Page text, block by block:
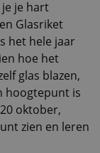
je je hart
Glasriket
het hele jaar
hoe het
glas blazen,
hoogtepunt is
oktober,
zien en leren